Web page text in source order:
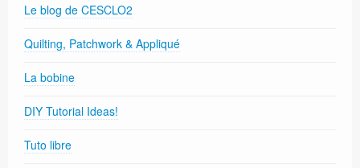
Le blog de CESCLO2
Quilting, Patchwork & Appliqué
La bobine
DIY Tutorial Ideas!
Tuto libre